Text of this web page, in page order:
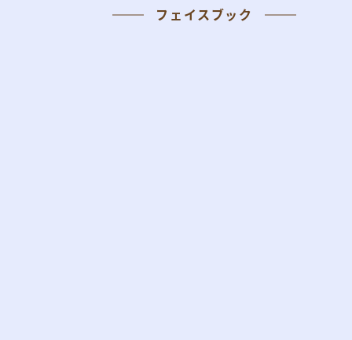
フェイスブック